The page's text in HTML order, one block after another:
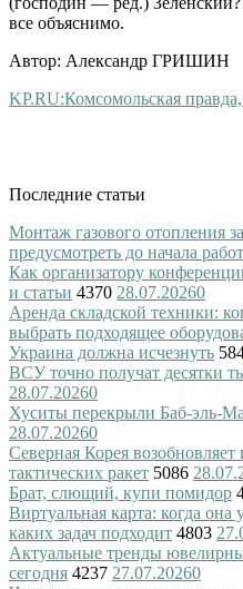
все объяснимо.
Автор: Александр ГРИШИН
KP.RU:Комсомольская
Последние статьи
Монтаж газового отопления
предусмотреть до начала работ
Как организатору
и статьи 4370 28.07.20260
Аренда складской техники:
выбрать подходящее
Украина должна исчезнуть
ВСУ точно получат десятки
28.07.20260
Хуситы перекрыли Баб-эль-
28.07.20260
Северная Корея
тактических ракет 5086
Брат, слющий, купи помидор
Виртуальная карта: когда она
каких задач подходит 4803
Актуальные тренды
сегодня 4237 27.07.20260